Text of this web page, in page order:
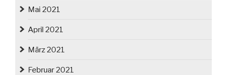
Mai 2021
April 2021
März 2021
Februar 2021